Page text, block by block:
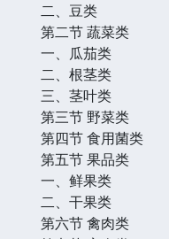
二、豆类
第二节 蔬菜类
一、瓜茄类
二、根茎类
三、茎叶类
第三节 野菜类
第四节 食用菌类
第五节 果品类
一、鲜果类
二、干果类
第六节 禽肉类